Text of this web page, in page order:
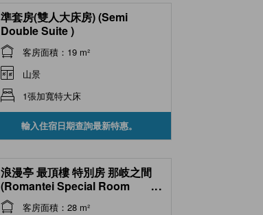
準套房(雙人大床房) (Semi
Double Suite )
客房面積：19 m²
山景
1張加寬特大床
輸入住宿日期查詢最新特惠。
浪漫亭 最頂樓 特別房 那岐之間
(Romantei Special Room
(Nagi-no-Ma Type, Top Floor) )
...
客房面積：28 m²